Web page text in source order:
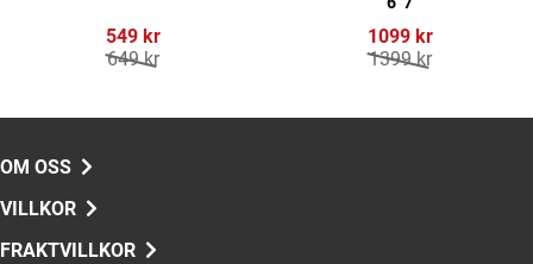
549 kr
649 kr
1099 kr
1399 kr
OM OSS
VILLKOR
FRAKTVILLKOR